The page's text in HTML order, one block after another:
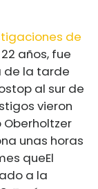
de
años, fue
de la tarde
al sur de
vieron
Oberholtzer
unas horas
queEl
a la